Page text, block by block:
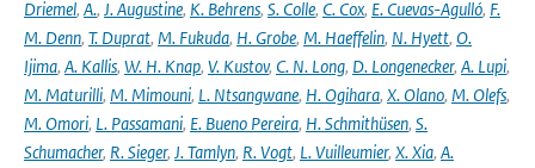
Driemel, A., J. Augustine, K. Behrens, S. Colle, C. Cox, E. Cuevas-Agulló, F.
M. Denn, T. Duprat, M. Fukuda, H. Grobe, M. Haeffelin, N. Hyett, O.
Ijima, A. Kallis, W. H. Knap, V. Kustov, C. N. Long, D. Longenecker, A. Lupi,
M. Maturilli, M. Mimouni, L. Ntsangwane, H. Ogihara, X. Olano, M. Olefs,
M. Omori, L. Passamani, E. Bueno Pereira, H. Schmithüsen, S.
Schumacher, R. Sieger, J. Tamlyn, R. Vogt, L. Vuilleumier, X. Xia, A.